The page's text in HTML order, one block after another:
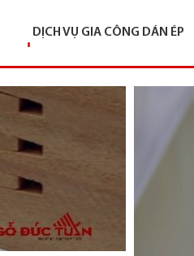
DỊCH VỤ GIA CÔNG DÁN ÉP